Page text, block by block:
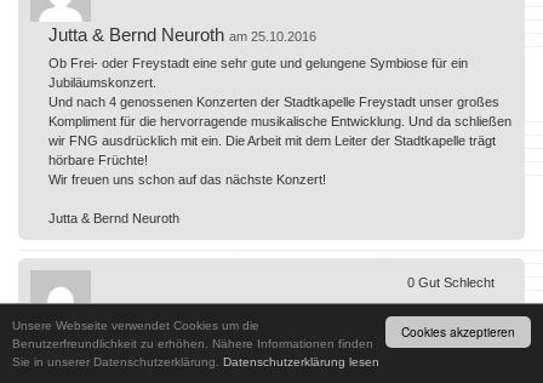
Cookies akzeptieren
Unsere Webseite verwendet Cookies um die
Benutzerfreundlichkeit zu erhöhen. Nähere Informationen finden
Sie in unserer Datenschutzerklärung. Datenschutzerklärung lesen
Jutta & Bernd Neuroth am 25.10.2016
Ob Frei- oder Freystadt eine sehr gute und gelungene Symbiose für ein
Jubiläumskonzert.
Und nach 4 genossenen Konzerten der Stadtkapelle Freystadt unser großes
Kompliment für die hervorragende musikalische Entwicklung. Und da schließen
wir FNG ausdrücklich mit ein. Die Arbeit mit dem Leiter der Stadtkapelle trägt
hörbare Früchte!
Wir freuen uns schon auf das nächste Konzert!
Jutta & Bernd Neuroth
Familie Wachsmann am 24.10.2016
Das Konzert war sehr gelungen. Die idee das Jubiläum mit der Stadtkappelle
0 Gut Schlecht